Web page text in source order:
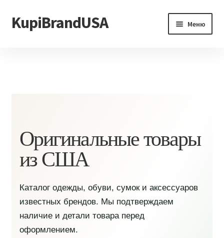
Перейти
к
Перейти
к
KupiBrandUSA Меню
Оригинальные товары
из США
Каталог одежды, обуви, сумок и аксессуаров
известных брендов. Мы подтверждаем
наличие и детали товара перед
оформлением.